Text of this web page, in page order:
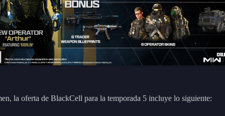
la oferta de BlackCell para la temporada 5 incluye lo siguiente: